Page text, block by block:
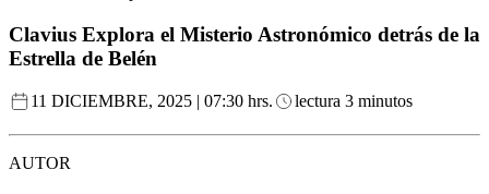
Clavius Explora el Misterio Astronómico detrás de la
Estrella de Belén
11 DICIEMBRE, 2025 | 07:30 hrs. lectura 3 minutos
AUTOR